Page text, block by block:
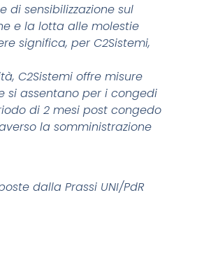
di sensibilizzazione sul
e la lotta alle molestie
significa, per C2Sistemi,
C2Sistemi offre misure
si assentano per i congedi
di 2 mesi post congedo
la somministrazione
dalla Prassi UNI/PdR